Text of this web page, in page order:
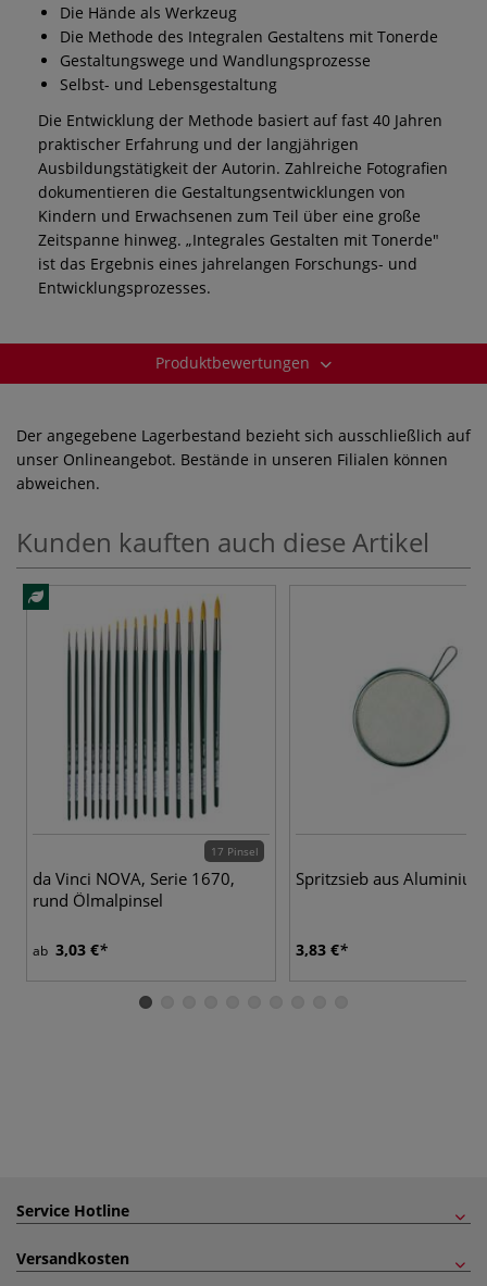
Die Hände als Werkzeug
Die Methode des Integralen Gestaltens mit Tonerde
Gestaltungswege und Wandlungsprozesse
Selbst- und Lebensgestaltung
Die Entwicklung der Methode basiert auf fast 40 Jahren
praktischer Erfahrung und der langjährigen
Ausbildungstätigkeit der Autorin. Zahlreiche Fotografien
dokumentieren die Gestaltungsentwicklungen von
Kindern und Erwachsenen zum Teil über eine große
Zeitspanne hinweg. „Integrales Gestalten mit Tonerde"
ist das Ergebnis eines jahrelangen Forschungs- und
Entwicklungsprozesses.
Produktbewertungen
Der angegebene Lagerbestand bezieht sich ausschließlich auf
unser Onlineangebot. Bestände in unseren Filialen können
abweichen.
Kunden kauften auch diese Artikel
17 Pinsel
da Vinci NOVA, Serie 1670,
rund Ölmalpinsel
ab 3,03 €
Spritzsieb aus
3,83 €
Service Hotline
Versandkosten